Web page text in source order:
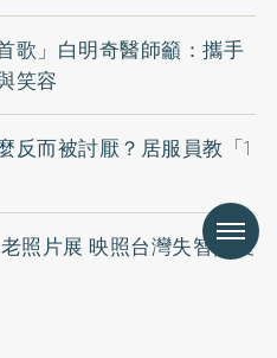
歌」白明奇醫師籲：攜手
笑容
反而被討厭？居服員教「1
照片展 映照台灣失智照護
Menu